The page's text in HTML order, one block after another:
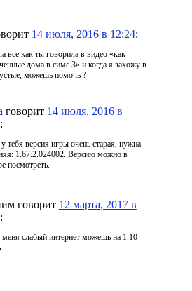
14 июля, 2016 в 12:24:
все как ты говорила в видео «как
дома в симс 3» и когда я захожу в
можешь помочь ?
говорит 14 июля, 2016 в
:
тебя версия игры очень старая, нужна
1.67.2.024002. Версию можно в
посмотреть.
говорит 12 марта, 2017 в
:
слабый интернет можешь на 1.10